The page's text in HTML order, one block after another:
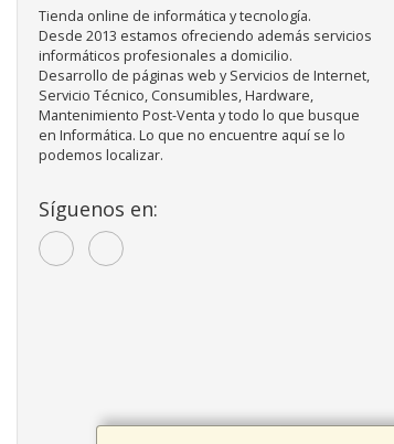
Tienda online de informática y tecnología.
Desde 2013 estamos ofreciendo además servicios
informáticos profesionales a domicilio.
Desarrollo de páginas web y Servicios de Internet,
Servicio Técnico, Consumibles, Hardware,
Mantenimiento Post-Venta y todo lo que busque
en Informática. Lo que no encuentre aquí se lo
podemos localizar.
Síguenos en: